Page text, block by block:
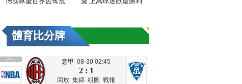
體育比分牌
意甲 08-30 02:45
2 : 1
回放 集錦 組圖 戰報